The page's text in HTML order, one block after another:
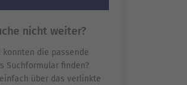
nicht weiter?
konnten die passende
Suchformular finden?
über das verlinkte